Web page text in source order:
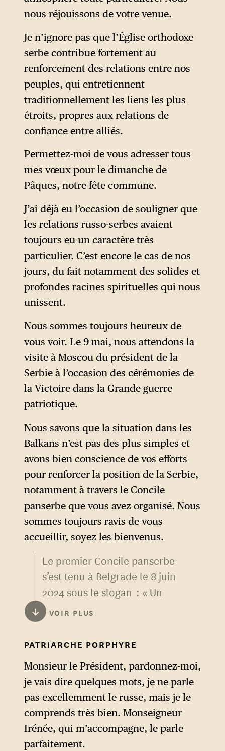
nous réjouissons de votre venue.
Je n’ignore pas que l’Église orthodoxe
serbe contribue fortement au
renforcement des relations entre nos
peuples, qui entretiennent
traditionnellement les liens les plus
étroits, propres aux relations de
confiance entre alliés.
Permettez-moi de vous adresser tous
mes vœux pour le dimanche de
Pâques, notre fête commune.
J’ai déjà eu l’occasion de souligner que
les relations russo-serbes avaient
toujours eu un caractère très
particulier. C’est encore le cas de nos
jours, du fait notamment des solides et
profondes racines spirituelles qui nous
unissent.
Nous sommes toujours heureux de
vous voir. Le 9 mai, nous attendons la
visite à Moscou du président de la
Serbie à l’occasion des cérémonies de
la Victoire dans la Grande guerre
patriotique.
Nous savons que la situation dans les
Balkans n’est pas des plus simples et
avons bien conscience de vos efforts
pour renforcer la position de la Serbie,
notamment à travers le Concile
panserbe que vous avez organisé. Nous
sommes toujours ravis de vous
accueillir, soyez les bienvenus.
Le premier Concile panserbe
s’est tenu à Belgrade le 8 juin
2024 sous le slogan : « Un
seul peuple, un seul concile :
Serbie et République serbe ».
Il regroupait des
représentants des autorités de
Serbie, de la République
serbe de Bosnie (région à
majorité serbe intégrée à la
Bosnie-Herzégovine), des
Serbes du Kosovo ainsi que de
↓ VOIR PLUS
PATRIARCHE PORPHYRE
Monsieur le Président, pardonnez-moi,
je vais dire quelques mots, je ne parle
pas excellemment le russe, mais je le
comprends très bien. Monseigneur
Irénée, qui m’accompagne, le parle
parfaitement.